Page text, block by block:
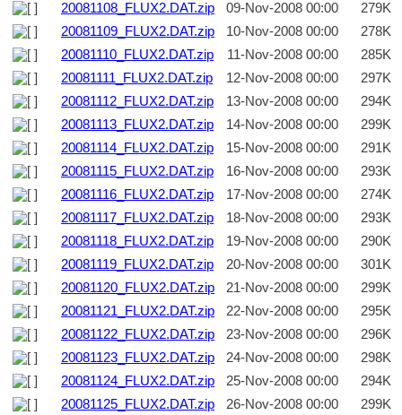
20081108_FLUX2.DAT.zip
09-Nov-2008 00:00
279K
20081109_FLUX2.DAT.zip
10-Nov-2008 00:00
278K
20081110_FLUX2.DAT.zip
11-Nov-2008 00:00
285K
20081111_FLUX2.DAT.zip
12-Nov-2008 00:00
297K
20081112_FLUX2.DAT.zip
13-Nov-2008 00:00
294K
20081113_FLUX2.DAT.zip
14-Nov-2008 00:00
299K
20081114_FLUX2.DAT.zip
15-Nov-2008 00:00
291K
20081115_FLUX2.DAT.zip
16-Nov-2008 00:00
293K
20081116_FLUX2.DAT.zip
17-Nov-2008 00:00
274K
20081117_FLUX2.DAT.zip
18-Nov-2008 00:00
293K
20081118_FLUX2.DAT.zip
19-Nov-2008 00:00
290K
20081119_FLUX2.DAT.zip
20-Nov-2008 00:00
301K
20081120_FLUX2.DAT.zip
21-Nov-2008 00:00
299K
20081121_FLUX2.DAT.zip
22-Nov-2008 00:00
295K
20081122_FLUX2.DAT.zip
23-Nov-2008 00:00
296K
20081123_FLUX2.DAT.zip
24-Nov-2008 00:00
298K
20081124_FLUX2.DAT.zip
25-Nov-2008 00:00
294K
20081125_FLUX2.DAT.zip
26-Nov-2008 00:00
299K